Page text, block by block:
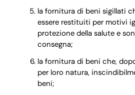
la fornitura di beni sigillati
essere restituiti per motivi
protezione della salute e
consegna;
la fornitura di beni che,
per loro natura,
beni;